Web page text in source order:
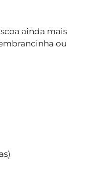
ainda mais
ou